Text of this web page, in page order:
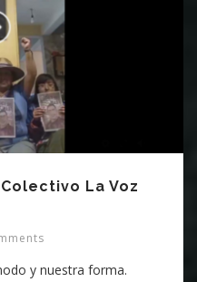
La Voz
y nuestra forma.